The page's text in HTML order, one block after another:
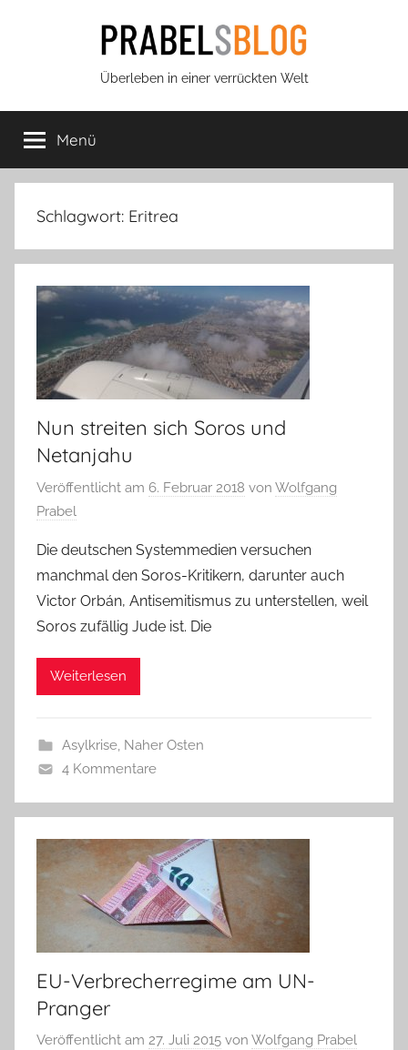
Prabels
Blog
Überleben in einer verrückten Welt
Menü
Schlagwort: Eritrea
Nun streiten sich Soros und
Netanjahu
Veröffentlicht am 6. Februar 2018 von Wolfgang
Prabel
Die deutschen Systemmedien versuchen
manchmal den Soros-Kritikern, darunter auch
Victor Orbán, Antisemitismus zu unterstellen, weil
Soros zufällig Jude ist. Die
Weiterlesen
Asylkrise, Naher Osten
4 Kommentare
EU-Verbrecherregime am UN-
Pranger
Veröffentlicht am 27. Juli 2015 von Wolfgang Prabel